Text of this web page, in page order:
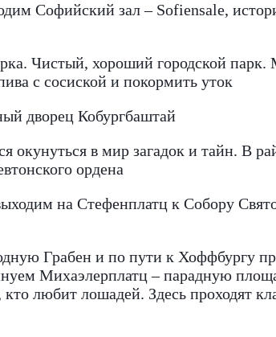
Софийский зал – Sofiensale,
Чистый, хороший городской парк.
с сосиской и покормить уток
дворец Кобургбаштай
окунуться в мир загадок и тайн. В
ордена
на Стефенплатц к Собору
Грабен и по пути к Хоффбургу
Михаэлерплатц – парадную
любит лошадей. Здесь проходят